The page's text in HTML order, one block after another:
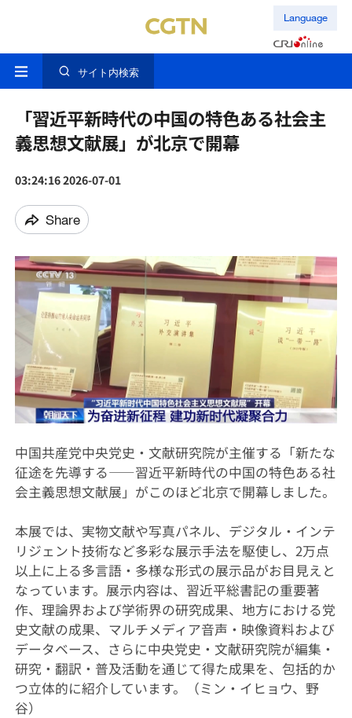
Language
サイト内検索
「習近平新時代の中国の特色ある社会主
義思想文献展」が北京で開幕
03:24:16 2026-07-01
Share
中国共産党中央党史・文献研究院が主催する「新たな
征途を先導する――習近平新時代の中国の特色ある社
会主義思想文献展」がこのほど北京で開幕しました。
本展では、実物文献や写真パネル、デジタル・インテ
リジェント技術など多彩な展示手法を駆使し、2万点
以上に上る多言語・多様な形式の展示品がお目見えと
なっています。展示内容は、習近平総書記の重要著
作、理論界および学術界の研究成果、地方における党
史文献の成果、マルチメディア音声・映像資料および
データベース、さらに中央党史・文献研究院が編集・
研究・翻訳・普及活動を通じて得た成果を、包括的か
つ立体的に紹介しています。（ミン・イヒョウ、野
谷）